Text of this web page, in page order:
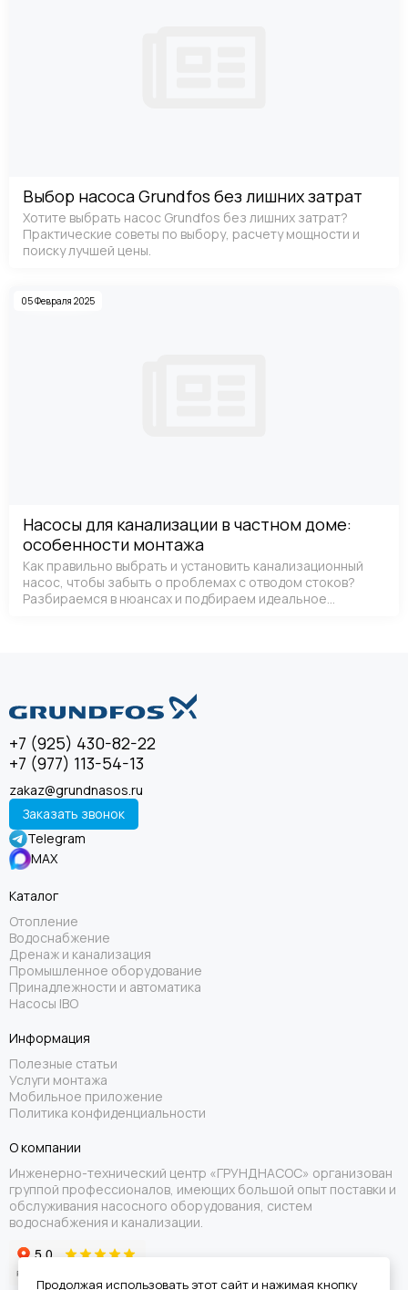
Выбор насоса Grundfos без лишних затрат
Хотите выбрать насос Grundfos без лишних затрат?
Практические советы по выбору, расчету мощности и
поиску лучшей цены.
05 Февраля 2025
Насосы для канализации в частном доме:
особенности монтажа
Как правильно выбрать и установить канализационный
насос, чтобы забыть о проблемах с отводом стоков?
Разбираемся в нюансах и подбираем идеальное
+7 (925) 430-82-22
+7 (977) 113-54-13
zakaz@grundnasos.ru
Заказать звонок
Telegram
MAX
Каталог
Отопление
Водоснабжение
Дренаж и канализация
Промышленное оборудование
Принадлежности и автоматика
Насосы IBO
Информация
Полезные статьи
Услуги монтажа
Мобильное приложение
Политика конфиденциальности
О компании
Инженерно-технический центр «ГРУНДНАСОС» организован
группой профессионалов, имеющих большой опыт поставки и
обслуживания насосного оборудования, систем
водоснабжения и канализации.
Продолжая использовать этот сайт и нажимая кнопку